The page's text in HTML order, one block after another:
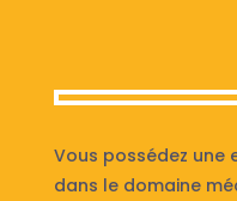
Vous possédez une
dans le domaine